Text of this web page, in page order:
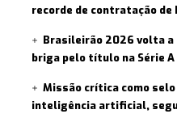
recorde de contratação de
Brasileirão 2026 volta a
briga pelo título na Série A
Missão crítica como
inteligência artificial,